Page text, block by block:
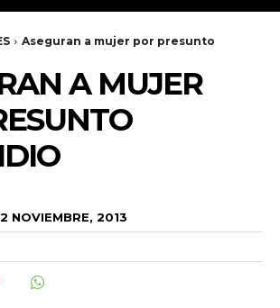
Aseguran a mujer por presunto
A MUJER
NOVIEMBRE, 2013